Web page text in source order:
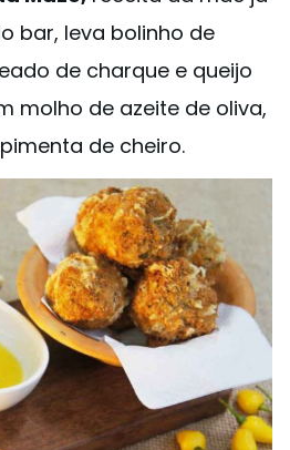
bar, leva bolinho de
de charque e queijo
molho de azeite de oliva,
de cheiro.